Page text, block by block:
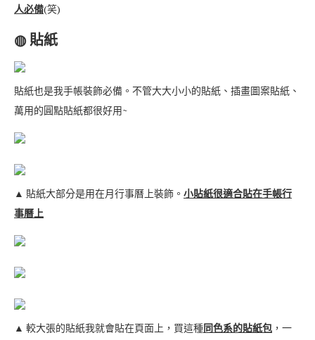
人必備(笑)
◍ 貼紙
貼紙也是我手帳裝飾必備。不管大大小小的貼紙、插畫圖案貼紙、
萬用的圓點貼紙都很好用~
▲ 貼紙大部分是用在月行事曆上裝飾。 小貼紙很適合貼在手帳行
事曆上
▲ 較大張的貼紙我就會貼在頁面上，買這種同色系的貼紙包 ，一